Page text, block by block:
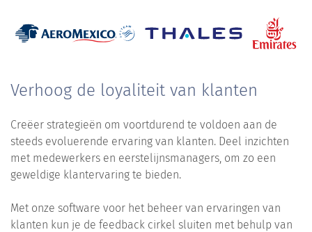
Verhoog de loyaliteit van klanten
Creëer strategieën om voortdurend te voldoen aan de
steeds evoluerende ervaring van klanten. Deel inzichten
met medewerkers en eerstelijnsmanagers, om zo een
geweldige klantervaring te bieden.
Met onze software voor het beheer van ervaringen van
klanten kun je de feedback cirkel sluiten met behulp van